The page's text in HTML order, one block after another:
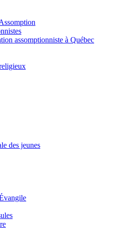
assomptionniste à Québec
des jeunes